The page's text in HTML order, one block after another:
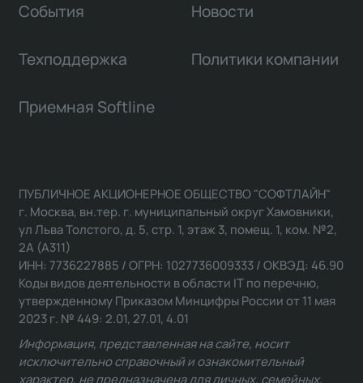
События Новости
Техподдержка Политики компании
Приемная Softline
ПУБЛИЧНОЕ АКЦИОНЕРНОЕ ОБЩЕСТВО "СОФТЛАЙН"
г. Москва, вн.тер. г. муниципальный округ Хамовники,
ул Льва Толстого, д. 5, стр. 1, этаж 3, помещ. 1, ком. №2,
2А (А311)
ИНН: 7736227885 / ОГРН: 1027736009333 / ОКВЭД: 46.90
Коды видов деятельности в области IT по перечню,
утвержденному Приказом Минцифры России от 11 мая
2023 г. № 449: 2.01, 27.01, 4.01
Информация, представленная на сайте, носит
исключительно справочный и ознакомительный
характер, не предназначена для личных, семейных,